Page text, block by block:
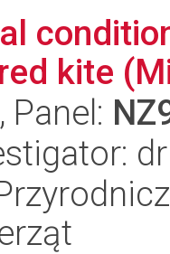
kite
, Panel: